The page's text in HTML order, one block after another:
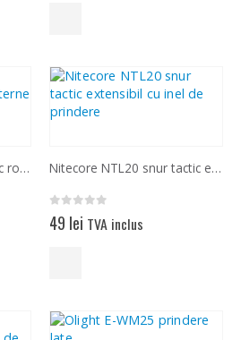
Nitecore NTH25 toc tactic rotativ pentru lanterne Nitecore NTL20 snur tactic extensibil cu inel de prindere
0 out of 5
49 lei TVA inclus